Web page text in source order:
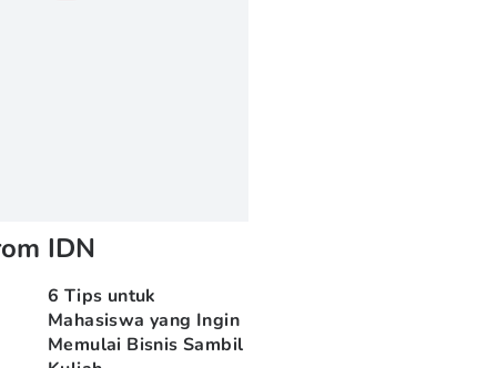
IDN
6 Tips untuk
Mahasiswa yang Ingin
Memulai Bisnis Sambil